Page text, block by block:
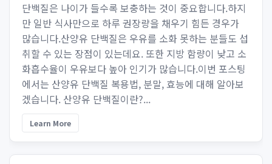
단백질은 나이가 들수록 보충하는 것이 중요합니다.하지
만 일반 식사만으로 하루 권장량을 채우기 힘든 경우가
많습니다.산양유 단백질은 우유를 소화 못하는 분들도 섭
취할 수 있는 장점이 있는데요. 또한 지방 함량이 낮고 소
화흡수율이 우유보다 높아 인기가 많습니다.이번 포스팅
에서는 산양유 단백질 복용법, 분말, 효능에 대해 알아보
겠습니다. 산양유 단백질이란?...
Learn More